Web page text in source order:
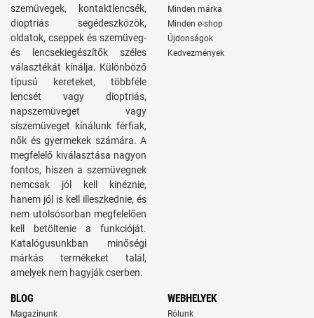
szemüvegek, kontaktlencsék,
dioptriás segédeszközök,
oldatok, cseppek és szemüveg-
és lencsekiegészítők széles
választékát kínálja. Különböző
típusú kereteket, többféle
lencsét vagy dioptriás,
napszemüveget vagy
síszemüveget kínálunk férfiak,
nők és gyermekek számára. A
megfelelő kiválasztása nagyon
fontos, hiszen a szemüvegnek
nemcsak jól kell kinéznie,
hanem jól is kell illeszkednie, és
nem utolsósorban megfelelően
kell betöltenie a funkcióját.
Katalógusunkban minőségi
márkás termékeket talál,
amelyek nem hagyják cserben.
Minden márka
Minden e-shop
Újdonságok
Kedvezmények
BLOG
Magazinunk
WEBHELYEK
Rólunk